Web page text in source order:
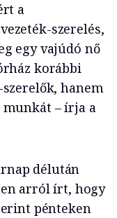
a
szerelés,
egy vajúdó nő
korábbi
hanem
munkát – írja a
délután
arról írt, hogy
pénteken